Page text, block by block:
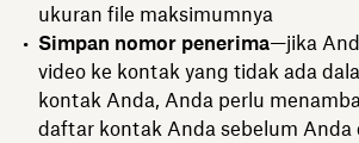
ukuran file maksimumnya
Simpan nomor penerima—jika
video ke kontak yang tidak ada
kontak Anda, Anda perlu
daftar kontak Anda sebelum Anda